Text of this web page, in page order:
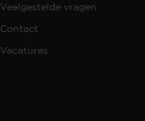
Veelgestelde vragen
Contact
Vacatures